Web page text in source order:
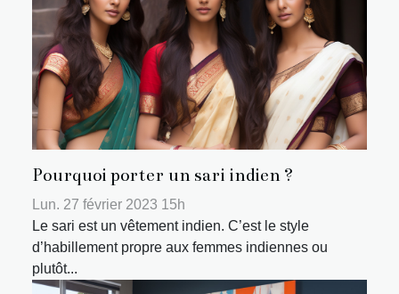
Pourquoi porter un sari indien ?
Lun. 27 février 2023 15h
Le sari est un vêtement indien. C’est le style
d’habillement propre aux femmes indiennes ou
plutôt...